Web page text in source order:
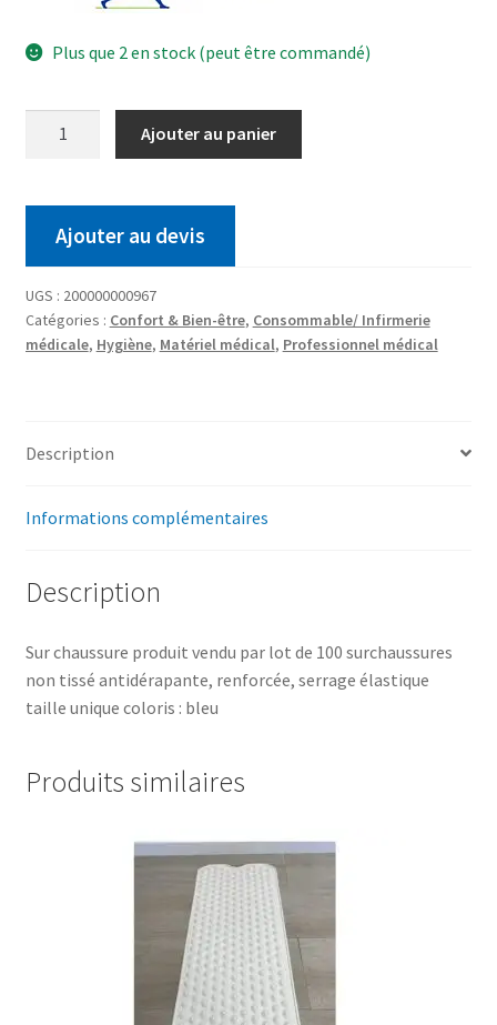
Plus que 2 en stock (peut être commandé)
Ajouter au panier
Ajouter au devis
UGS : 200000000967
Catégories : Confort & Bien-être, Consommable/ Infirmerie
médicale, Hygiène, Matériel médical, Professionnel médical
Description
Informations complémentaires
Description
Sur chaussure produit vendu par lot de 100 surchaussures
non tissé antidérapante, renforcée, serrage élastique
taille unique coloris : bleu
Produits similaires